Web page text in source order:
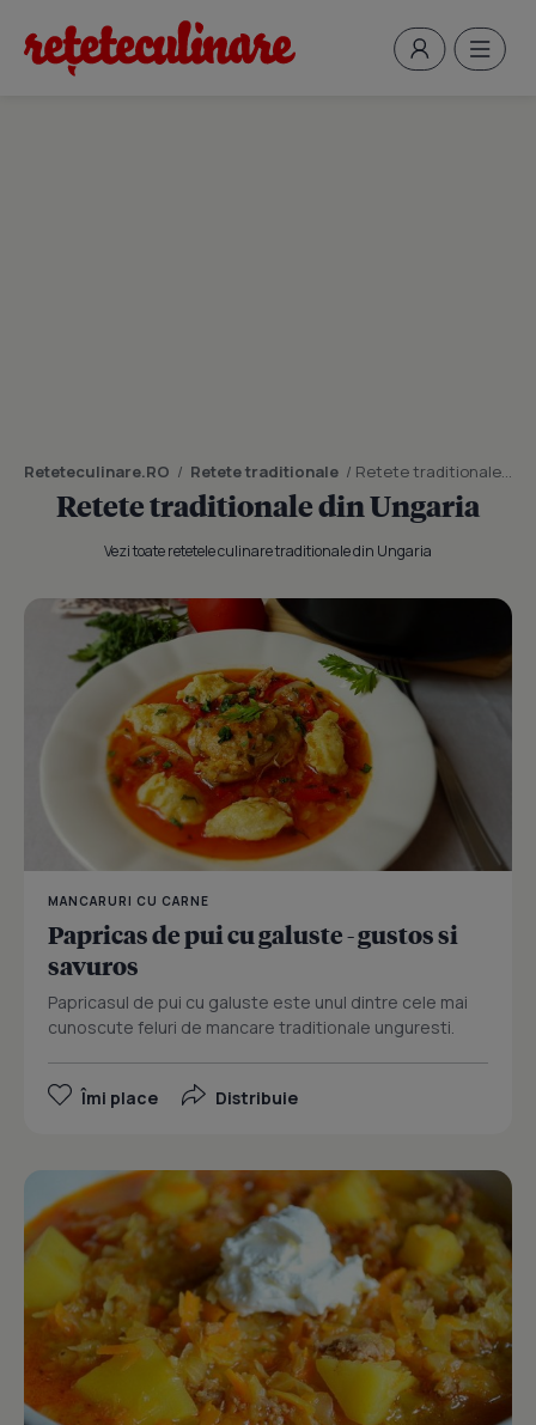
Reteteculinare.RO / Retete traditionale / Retete traditionale din Ungaria
Retete traditionale din Ungaria
Vezi toate retetele culinare traditionale din Ungaria
MANCARURI CU CARNE
Papricas de pui cu galuste - gustos si
savuros
Papricasul de pui cu galuste este unul dintre cele mai
cunoscute feluri de mancare traditionale unguresti.
Îmi place Distribuie